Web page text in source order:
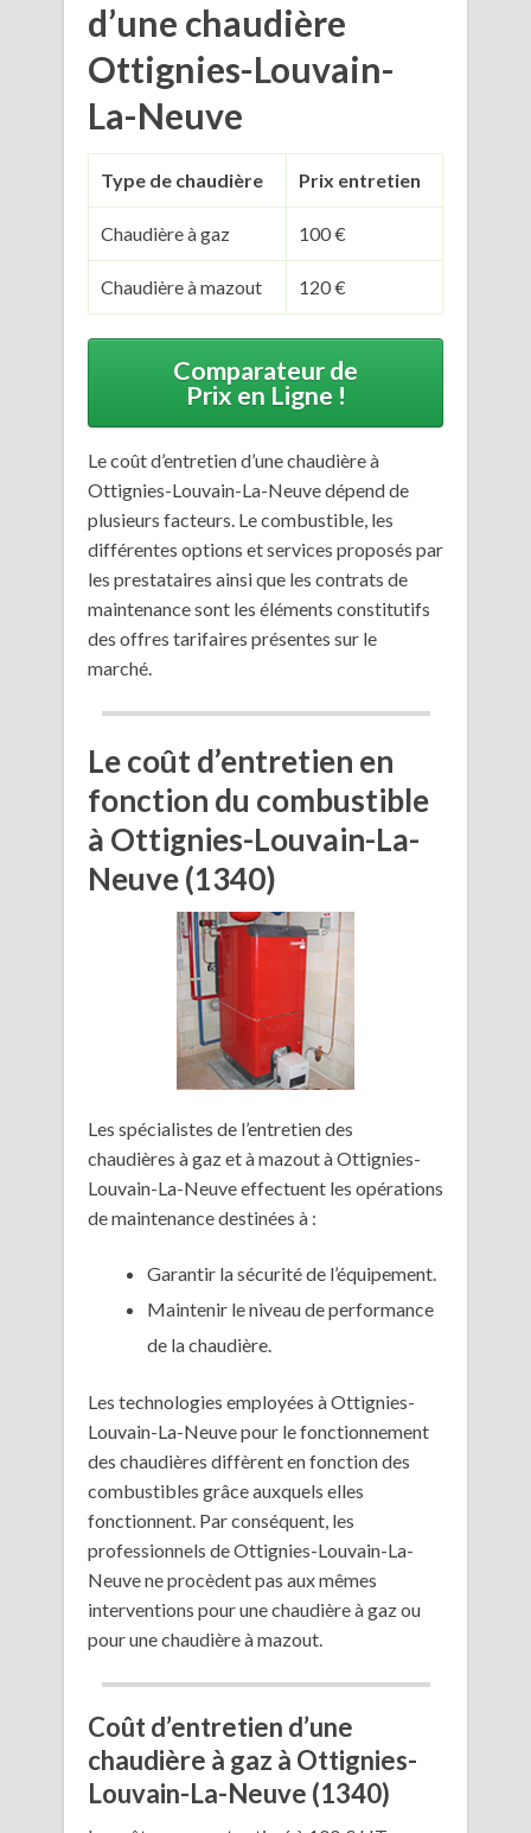
d’une chaudière
Ottignies-Louvain-
La-Neuve
Type de chaudière Prix entretien
Chaudière à gaz 100 €
Chaudière à mazout 120 €
Comparateur de
Prix en Ligne !
Le coût d’entretien d’une chaudière à
Ottignies-Louvain-La-Neuve dépend de
plusieurs facteurs. Le combustible, les
différentes options et services proposés par
les prestataires ainsi que les contrats de
maintenance sont les éléments constitutifs
des offres tarifaires présentes sur le
marché.
Le coût d’entretien en
fonction du combustible
à Ottignies-Louvain-La-
Neuve (1340)
Les spécialistes de l’entretien des
chaudières à gaz et à mazout à Ottignies-
Louvain-La-Neuve effectuent les opérations
de maintenance destinées à :
Garantir la sécurité de l’équipement.
Maintenir le niveau de performance
de la chaudière.
Les technologies employées à Ottignies-
Louvain-La-Neuve pour le fonctionnement
des chaudières diffèrent en fonction des
combustibles grâce auxquels elles
fonctionnent. Par conséquent, les
professionnels de Ottignies-Louvain-La-
Neuve ne procèdent pas aux mêmes
interventions pour une chaudière à gaz ou
pour une chaudière à mazout.
Coût d’entretien d’une
chaudière à gaz à Ottignies-
Louvain-La-Neuve (1340)